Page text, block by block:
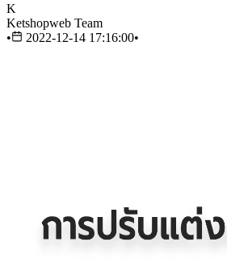
K
Ketshopweb Team
•
2022-12-14 17:16:00•